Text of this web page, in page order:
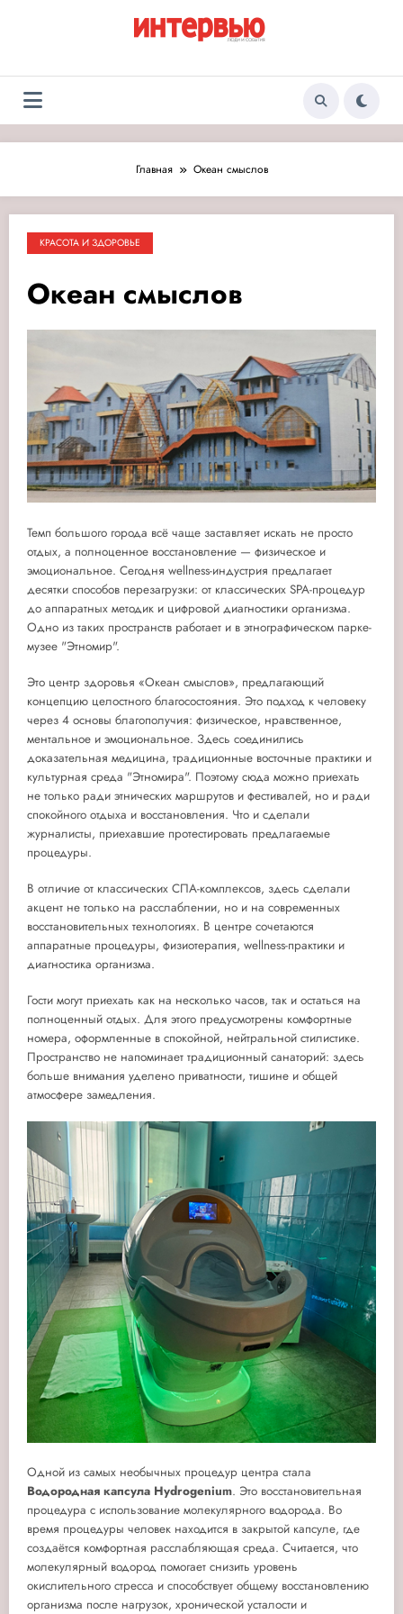
Журнал «Интервью:
Люди и события»
Люди и события
Главная Океан смыслов
КРАСОТА И ЗДОРОВЬЕ
Океан смыслов
Темп большого города всё чаще заставляет искать не просто
отдых, а полноценное восстановление — физическое и
эмоциональное. Сегодня wellness-индустрия предлагает
десятки способов перезагрузки: от классических SPA-процедур
до аппаратных методик и цифровой диагностики организма.
Одно из таких пространств работает и в этнографическом парке-
музее "Этномир".
Это центр здоровья «Океан смыслов», предлагающий
концепцию целостного благосостояния. Это подход к человеку
через 4 основы благополучия: физическое, нравственное,
ментальное и эмоциональное. Здесь соединились
доказательная медицина, традиционные восточные практики и
культурная среда "Этномира". Поэтому сюда можно приехать
не только ради этнических маршрутов и фестивалей, но и ради
спокойного отдыха и восстановления. Что и сделали
журналисты, приехавшие протестировать предлагаемые
процедуры.
В отличие от классических СПА-комплексов, здесь сделали
акцент не только на расслаблении, но и на современных
восстановительных технологиях. В центре сочетаются
аппаратные процедуры, физиотерапия, wellness-практики и
диагностика организма.
Гости могут приехать как на несколько часов, так и остаться на
полноценный отдых. Для этого предусмотрены комфортные
номера, оформленные в спокойной, нейтральной стилистике.
Пространство не напоминает традиционный санаторий: здесь
больше внимания уделено приватности, тишине и общей
атмосфере замедления.
Одной из самых необычных процедур центра стала
Водородная капсула Hydrogenium. Это восстановительная
процедура с использование молекулярного водорода. Во
время процедуры человек находится в закрытой капсуле, где
создаётся комфортная расслабляющая среда. Считается, что
молекулярный водород помогает снизить уровень
окислительного стресса и способствует общему восстановлению
организма после нагрузок, хронической усталости и